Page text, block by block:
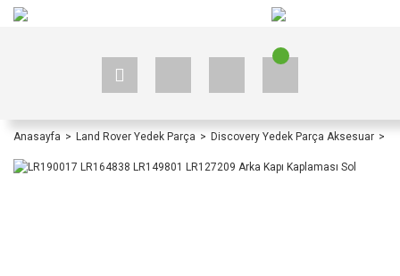
Anasayfa Land Rover Yedek Parça Discovery Yedek Parça Aksesuar